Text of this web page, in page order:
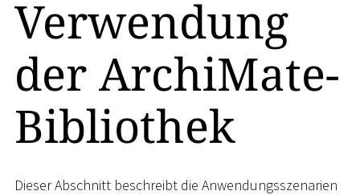
Verwendung
der ArchiMate-
Bibliothek
Dieser Abschnitt beschreibt die Anwendungsszenarien